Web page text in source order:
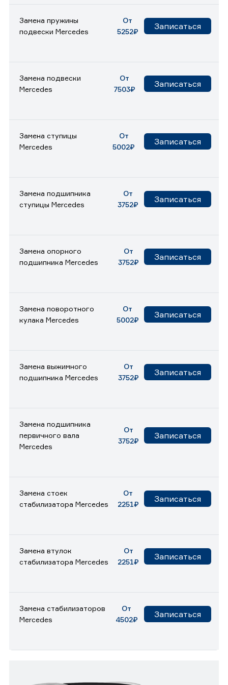
Замена пружины
подвески Mercedes
От
5252₽
Записаться
Замена подвески
Mercedes
От
7503₽
Записаться
Замена ступицы
Mercedes
От
5002₽
Записаться
Замена подшипника
ступицы Mercedes
От
3752₽
Записаться
Замена опорного
подшипника Mercedes
От
3752₽
Записаться
Замена поворотного
кулака Mercedes
От
5002₽
Записаться
Замена выжимного
подшипника Mercedes
От
3752₽
Записаться
Замена подшипника
первичного вала
Mercedes
От
3752₽
Записаться
Замена стоек
стабилизатора Mercedes
От
2251₽
Записаться
Замена втулок
стабилизатора Mercedes
От
2251₽
Записаться
Замена стабилизаторов
Mercedes
От
4502₽
Записаться